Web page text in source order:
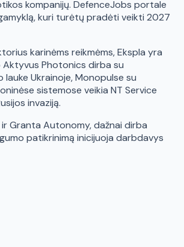
kompanijų. DefenceJobs portale
kuri turėtų pradėti veikti 2027
karinėms reikmėms, Ekspla yra
Aktyvus Photonics dirba su
Ukrainoje, Monopulse su
sistemose veikia NT Service
invaziją.
Granta Autonomy, dažnai dirba
patikrinimą inicijuoja darbdavys